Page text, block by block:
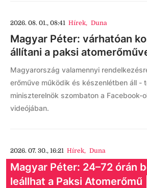
2026. 08. 01., 08:41 Hírek, Duna
Magyar Péter: várhatóan
állítani a paksi
Magyarország valamennyi
erőműve működik és készenlétben áll -
miniszterelnök szombaton a Facebook-
videójában.
2026. 07. 30., 16:21 Hírek, Duna
Magyar Péter: 24–72 órán
leállhat a Paksi Atomerőmű